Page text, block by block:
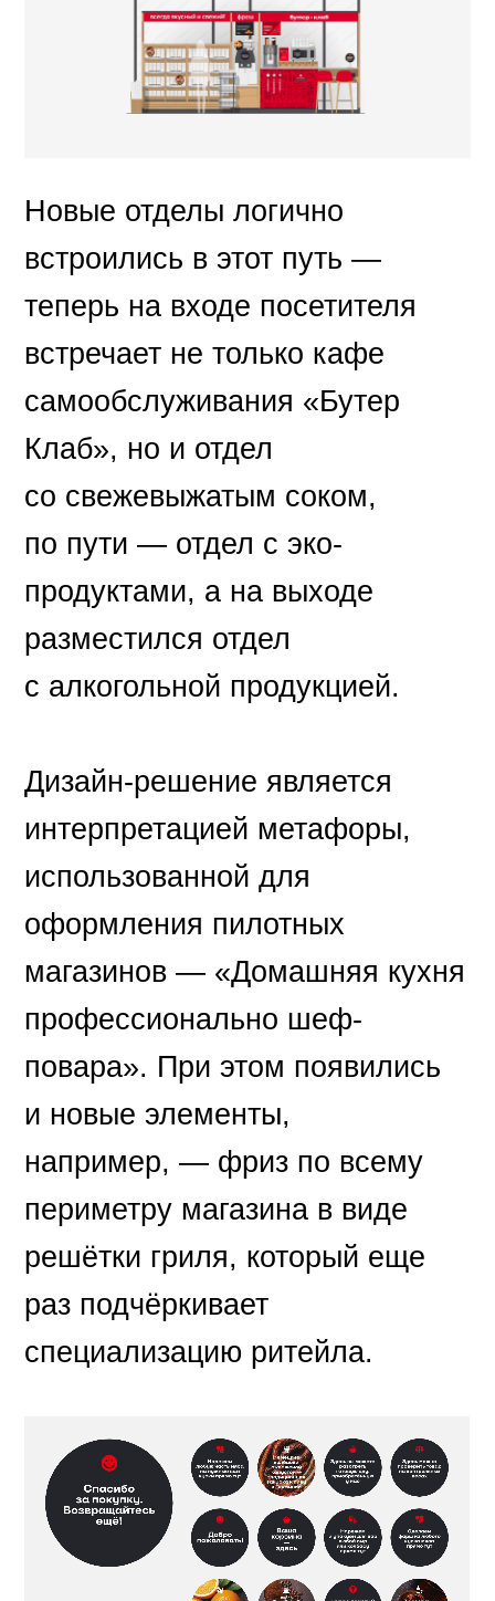
Новые отделы логично
встроились в этот путь —
теперь на входе посетителя
встречает не только кафе
самообслуживания «Бутер
Клаб», но и отдел
со свежевыжатым соком,
по пути — отдел с эко-
продуктами, а на выходе
разместился отдел
с алкогольной продукцией.
Дизайн-решение является
интерпретацией метафоры,
использованной для
оформления пилотных
магазинов — «Домашняя кухня
профессионально шеф-
повара». При этом появились
и новые элементы,
например, — фриз по всему
периметру магазина в виде
решётки гриля, который еще
раз подчёркивает
специализацию ритейла.